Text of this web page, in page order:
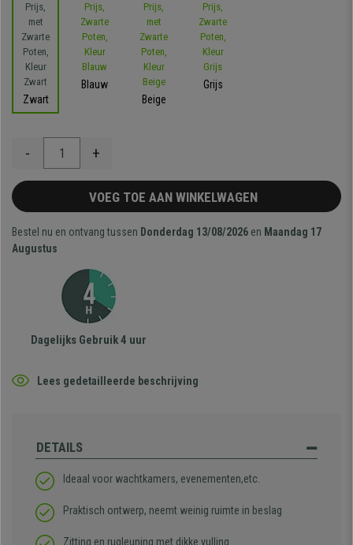
Zwart
Blauw
Beige
Grijs
- +
VOEG TOE AAN WINKELWAGEN
Bestel nu en ontvang tussen Donderdag 13/08/2026 en Maandag 17
Augustus
Dagelijks Gebruik 4 uur
Lees gedetailleerde beschrijving
DETAILS
Ideaal voor wachtkamers, evenementen,etc.
Praktisch ontwerp, neemt weinig ruimte in beslag
Zitting en rugleuning met dikke vulling